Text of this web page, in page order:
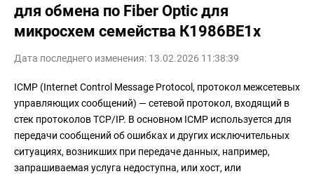
для обмена по Fiber Optic для
микросхем семейства К1986ВЕ1x
Дата последнего изменения: 13.02.2026 11:38:39
ICMP (Internet Control Message Protocol, протокол межсетевых
управляющих сообщений) — сетевой протокол, входящий в
стек протоколов TCP/IP. В основном ICMP используется для
передачи сообщений об ошибках и других исключительных
ситуациях, возникших при передаче данных, например,
запрашиваемая услуга недоступна, или хост, или